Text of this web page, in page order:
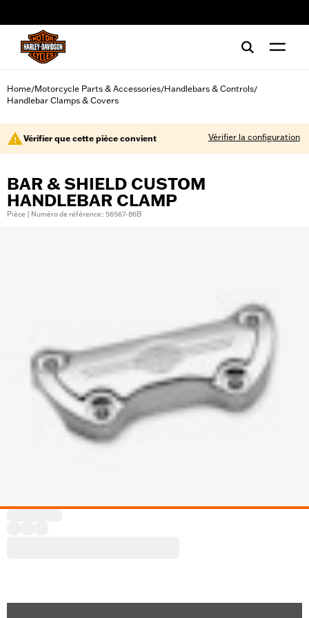
Home/Motorcycle Parts & Accessories/Handlebars & Controls/
Handlebar Clamps & Covers
Vérifier que cette pièce convient Vérifier la configuration
BAR & SHIELD CUSTOM
HANDLEBAR CLAMP
Pièce | Numéro de référence : 56567-86B